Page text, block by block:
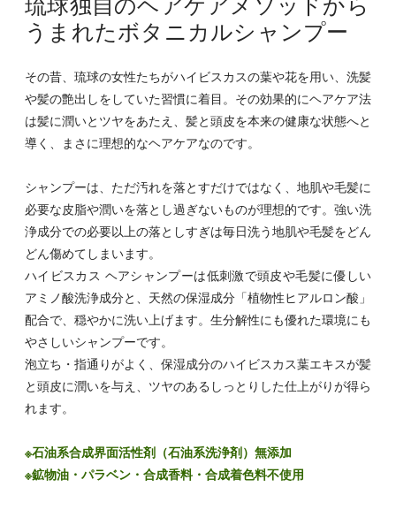
うまれたボタニカルシャンプー
その昔、琉球の女性たちがハイビスカスの葉や花を用い、洗髪
や髪の艶出しをしていた習慣に着目。その効果的にヘアケア法
は髪に潤いとツヤをあたえ、髪と頭皮を本来の健康な状態へと
導く、まさに理想的なヘアケアなのです。
シャンプーは、ただ汚れを落とすだけではなく、地肌や毛髪に
必要な皮脂や潤いを落とし過ぎないものが理想的です。強い洗
浄成分での必要以上の落としすぎは毎日洗う地肌や毛髪をどん
どん傷めてしまいます。
ハイビスカス ヘアシャンプーは低刺激で頭皮や毛髪に優しい
アミノ酸洗浄成分と、天然の保湿成分「植物性ヒアルロン酸」
配合で、穏やかに洗い上げます。生分解性にも優れた環境にも
やさしいシャンプーです。
泡立ち・指通りがよく、保湿成分のハイビスカス葉エキスが髪
と頭皮に潤いを与え、ツヤのあるしっとりした仕上がりが得ら
れます。
※石油系合成界面活性剤（石油系洗浄剤）無添加
※鉱物油・パラベン・合成香料・合成着色料不使用